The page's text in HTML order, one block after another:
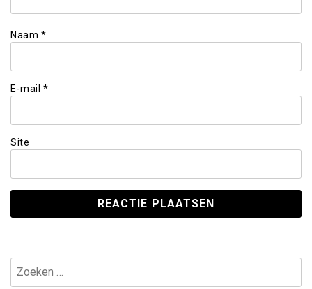
Naam *
E-mail *
Site
Zoeken
naar: